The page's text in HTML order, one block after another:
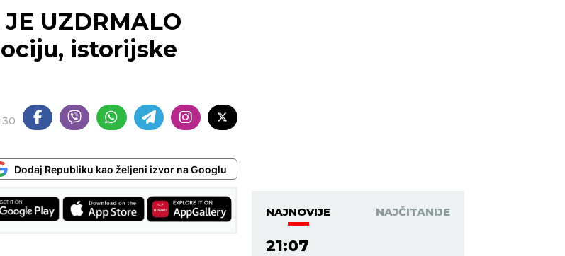
UZDRMALO
istorijske
Dodaj Republiku kao željeni izvor na Googlu
NAJNOVIJE NAJČITANIJE
21:07